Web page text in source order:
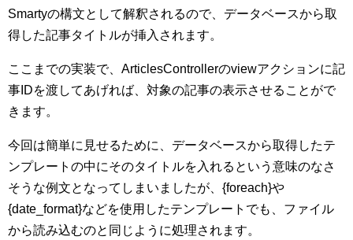
Smartyの構文として解釈されるので、データベースから取
得した記事タイトルが挿入されます。
ここまでの実装で、ArticlesControllerのviewアクションに記
事IDを渡してあげれば、対象の記事の表示させることがで
きます。
今回は簡単に見せるために、データベースから取得したテ
ンプレートの中にそのタイトルを入れるという意味のなさ
そうな例文となってしまいましたが、{foreach}や
{date_format}などを使用したテンプレートでも、ファイル
から読み込むのと同じように処理されます。